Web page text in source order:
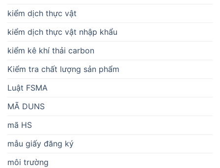
kiểm dịch thực vật
kiểm dịch thực vật nhập khẩu
kiểm kê khí thải carbon
Kiểm tra chất lượng sản phẩm
Luật FSMA
MÃ DUNS
mã HS
mẫu giấy đăng ký
môi trường